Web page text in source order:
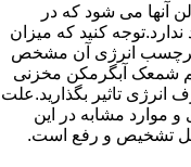
آنها می شود که در
کنید که میزان
برچسب انرژی آن مشخص
شمعک آبگرمکن مخزنی
تاثیر بگذارید.علت
مشابه در این
تشخیص و رفع است.